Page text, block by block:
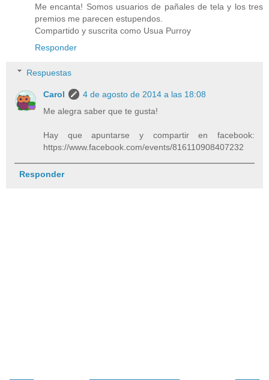
Me encanta! Somos usuarios de pañales de tela y los tres
premios me parecen estupendos.
Compartido y suscrita como Usua Purroy
Responder
Respuestas
Carol
4 de agosto de 2014 a las 18:08
Me alegra saber que te gusta!
Hay que apuntarse y compartir en facebook:
https://www.facebook.com/events/816110908407232
Responder